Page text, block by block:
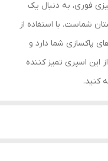
فوری، به دنبال یک
شماست. با استفاده از
پاکسازی شما دارد و
اسپری تمیز کننده
کنید.